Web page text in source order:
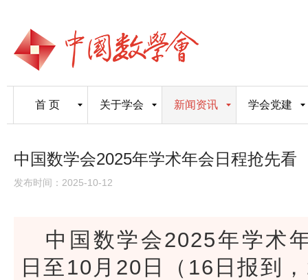
首 页 关于学会 新闻资讯 学会党建
中国数学会2025年学术年会日程抢先看
发布时间：2025-10-12
中国数学会2025年学术
日至10月20日（16日报到